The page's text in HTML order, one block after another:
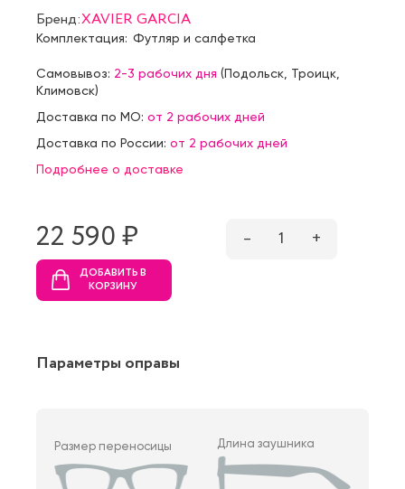
Бренд:XAVIER GARCIA
Комплектация: Футляр и салфетка
Самовывоз: 2-3 рабочих дня (Подольск Троицк
Климовск)
Доставка по МО: от 2 рабочих дней
Доставка по России: от 2 рабочих дней
Подробнее о доставке
22 590 ₷ – 1 +
ДОБАВИТЬ В
КОРЗИНУ
Параметры оправы
Размер переносицы Длина заушника